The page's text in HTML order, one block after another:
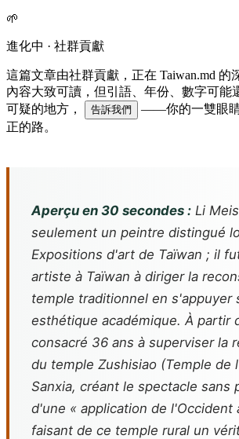
🌱
進化中 · 社群貢獻
這篇文章由社群貢獻，正在 Taiwan.md 的
內容大致可讀，但引語、年份、數字可能
可疑的地方，
告訴我們
——你的一雙眼
正的路。
Aperçu en 30 secondes : Li
seulement un peintre distingué
Expositions d'art de Taïwan ; il
artiste à Taïwan à diriger la
temple traditionnel en s'appuyer
esthétique académique. À partir
consacré 36 ans à superviser la
du temple Zushisiao (Temple de
Sanxia, créant le spectacle sans
d'une « application de l'Occident
faisant de ce temple rural un